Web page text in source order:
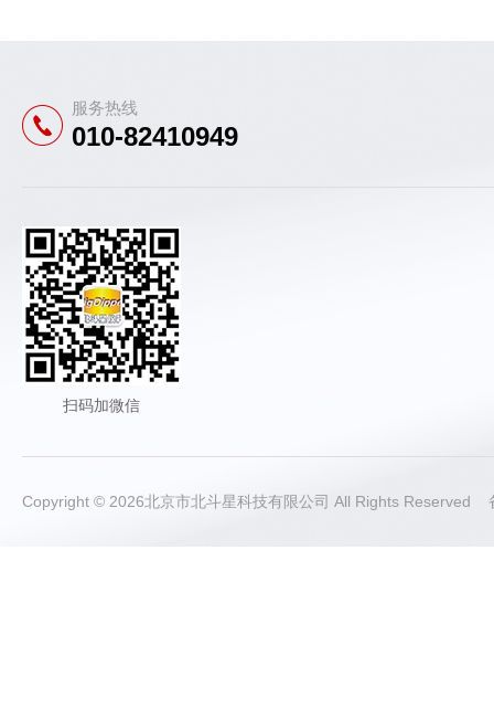
服务热线
010-82410949
扫码加微信
Copyright © 2026北京市北斗星科技有限公司 All Rights Reserved